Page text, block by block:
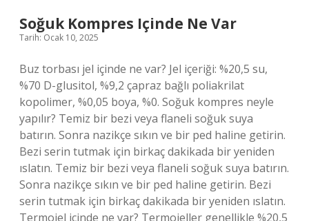
Soğuk Kompres Içinde Ne Var
Tarih: Ocak 10, 2025
Buz torbası jel içinde ne var? Jel içeriği: %20,5 su,
%70 D-glusitol, %9,2 çapraz bağlı poliakrilat
kopolimer, %0,05 boya, %0. Soğuk kompres neyle
yapılır? Temiz bir bezi veya flaneli soğuk suya
batırın. Sonra nazikçe sıkın ve bir ped haline getirin.
Bezi serin tutmak için birkaç dakikada bir yeniden
ıslatın. Temiz bir bezi veya flaneli soğuk suya batırın.
Sonra nazikçe sıkın ve bir ped haline getirin. Bezi
serin tutmak için birkaç dakikada bir yeniden ıslatın.
Termojel içinde ne var? Termojeller genellikle %20,5